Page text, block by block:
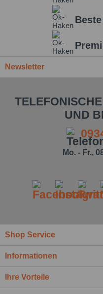
Newsletter
UND
Mo. - Fr.,
Shop Service
Informationen
Ihre Vorteile